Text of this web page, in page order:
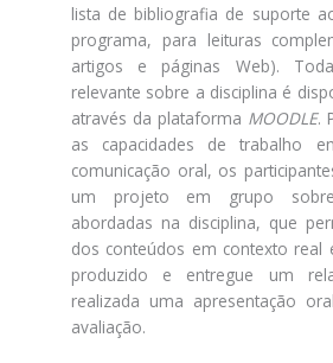
lista de bibliografia de suporte
programa, para leituras
artigos e páginas Web).
relevante sobre a disciplina é
através da plataforma MOODLE.
as capacidades de trabalho
comunicação oral, os
um projeto em grupo
abordadas na disciplina, que
dos conteúdos em contexto real
produzido e entregue um
realizada uma apresentação
avaliação.